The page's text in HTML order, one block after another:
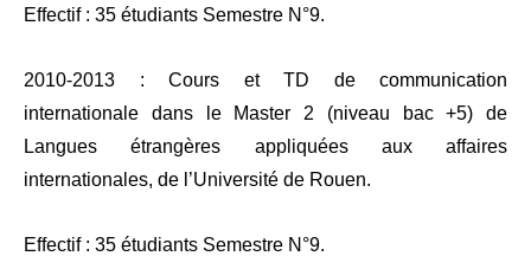
Effectif : 35 étudiants Semestre N°9.
2010-2013 : Cours et TD de communication
internationale dans le Master 2 (niveau bac +5) de
Langues étrangères appliquées aux affaires
internationales, de l’Université de Rouen.
Effectif : 35 étudiants Semestre N°9.